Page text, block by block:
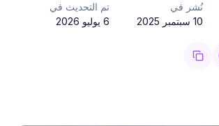
نُشر في
10 سبتمبر 2025
تم التحديث في
6 يوليو 2026